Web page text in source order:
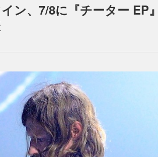
ン、7/8に『チーター EP